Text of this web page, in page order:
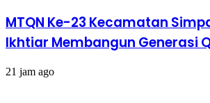
MTQN Ke-23 Kecamatan
Ikhtiar Membangun Generasi
21 jam ago